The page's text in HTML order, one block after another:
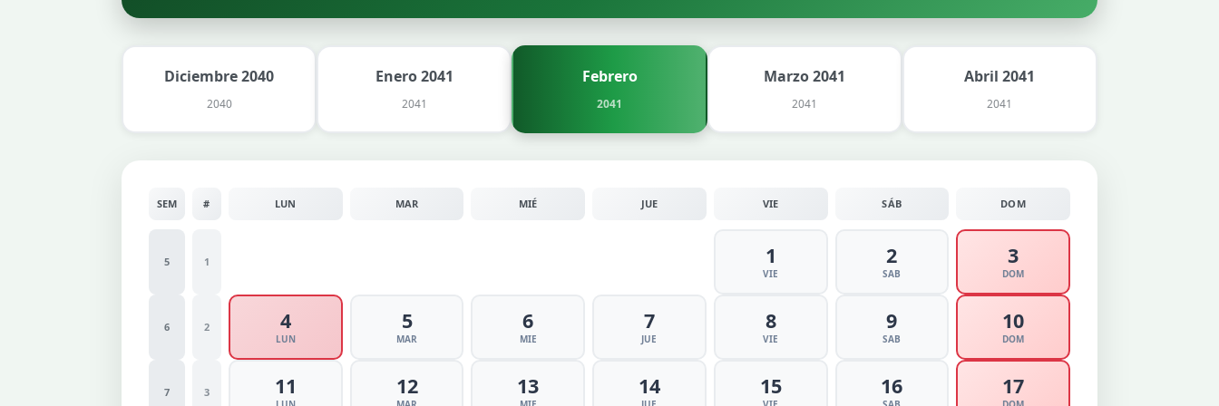
Diciembre 2040
2040
Enero 2041
2041
Febrero
2041
Marzo 2041
2041
Abril 2041
2041
SEM # LUN MAR MIÉ JUE VIE SÁB DOM
5 1 1
VIE
2
SAB
3
DOM
6 2 4
LUN
5
MAR
6
MIE
7
JUE
8
VIE
9
SAB
10
DOM
7 3 11 12 13 14 15 16 17